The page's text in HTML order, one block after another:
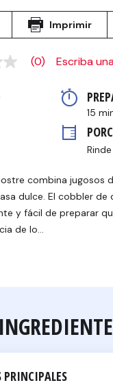
Imprimir
(0) Escriba
15
combina jugosos
dulce. El cobbler de
y fácil de preparar
de lo…
PRINCIPALES